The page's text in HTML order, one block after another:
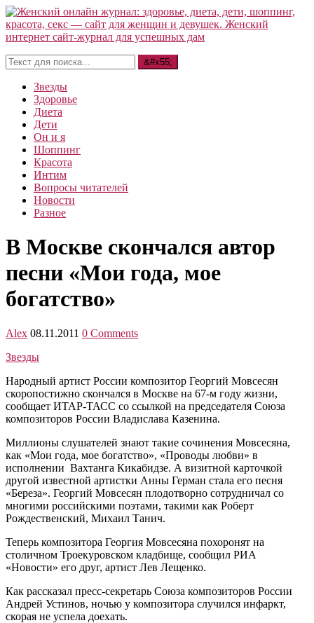
Звезды
Здоровье
Диета
Дети
Он и я
Шоппинг
Красота
Интим
Вопросы читателей
Новости
Разное
В Москве скончался автор
песни «Мои года, мое
богатство»
Alex 08.11.2011 0 Comments
Звезды
Народный артист России композитор Георгий Мовсесян
скоропостижно скончался в Москве на 67-м году жизни,
сообщает ИТАР-ТАСС со ссылкой на председателя Союза
композиторов России Владислава Казенина.
Миллионы слушателей знают такие сочинения Мовсесяна,
как «Мои года, мое богатство», «Проводы любви» в
исполнении Вахтанга Кикабидзе. А визитной карточкой
другой известной артистки Анны Герман стала его песня
«Береза». Георгий Мовсесян плодотворно сотрудничал со
многими российскими поэтами, такими как Роберт
Рождественский, Михаил Танич.
Теперь композитора Георгия Мовсесяна похоронят на
столичном Троекуровском кладбище, сообщил РИА
«Новости» его друг, артист Лев Лещенко.
Как рассказал пресс-секретарь Союза композиторов России
Андрей Устинов, ночью у композитора случился инфаркт,
скорая не успела доехать.